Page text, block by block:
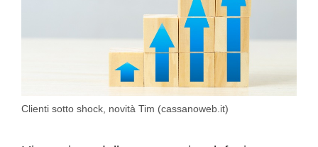
Clienti sotto shock, novità Tim (cassanoweb.it)